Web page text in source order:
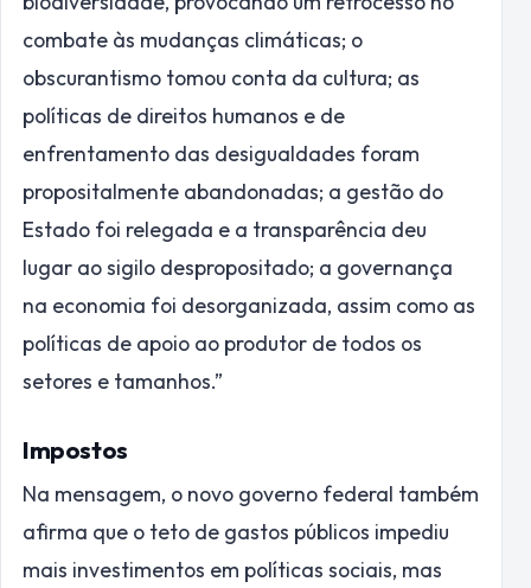
combate às mudanças climáticas; o
obscurantismo tomou conta da cultura; as
políticas de direitos humanos e de
enfrentamento das desigualdades foram
propositalmente abandonadas; a gestão do
Estado foi relegada e a transparência deu
lugar ao sigilo despropositado; a governança
na economia foi desorganizada, assim como as
políticas de apoio ao produtor de todos os
setores e tamanhos.”
Impostos
Na mensagem, o novo governo federal também
afirma que o teto de gastos públicos impediu
mais investimentos em políticas sociais, mas